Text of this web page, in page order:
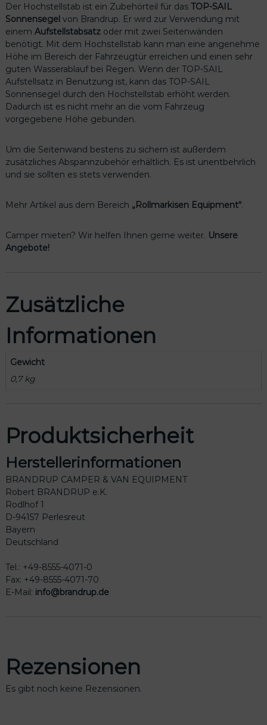
l
s
t
a
b
(
1
)
M
n
g
e
Der Hochstellstab ist ein Zubehörteil für das TOP-SAIL
Sonnensegel von Brandrup. Er wird zur Verwendung mit
einem Aufstellstabsatzoder mit zwei Seitenwänden
benötigt. Mit dem Hochstellstab kann man eine angenehme
Höhe im Bereich der Fahrzeugtür erreichen und einen sehr
guten Wasserablauf bei Regen. Wenn der TOP-SAIL
Aufstellsatz in Benutzung ist, kann das TOP-SAIL
Sonnensegel durch den Hochstellstab erhöht werden.
Dadurch ist es nicht mehr an die vom Fahrzeug
vorgegebene Höhe gebunden.
Um die Seitenwand bestens zu sichern ist außerdem
zusätzliches Abspannzubehör erhältlich. Es ist unentbehrlich
und sie sollten es stets verwenden.
Mehr Artikel aus dem Bereich „Rollmarkisen Equipment“.
Camper mieten? Wir helfen Ihnen gerne weiter. Unsere
Angebote!
Zusätzliche
Informationen
Gewicht
0,7 kg
Produktsicherheit
Herstellerinformationen
BRANDRUP CAMPER & VAN EQUIPMENT
Robert BRANDRUP e.K.
Rodlhof 1
D-94157 Perlesreut
Bayern
Deutschland
Tel.: +49-8555-4071-0
Fax: +49-8555-4071-70
E-Mail: info@brandrup.de
Rezensionen
Es gibt noch keine Rezensionen.